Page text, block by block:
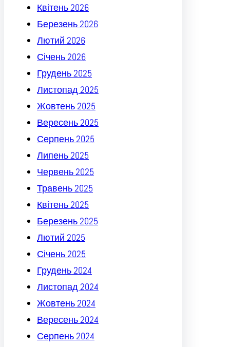
Квітень 2026
Березень 2026
Лютий 2026
Січень 2026
Грудень 2025
Листопад 2025
Жовтень 2025
Вересень 2025
Серпень 2025
Липень 2025
Червень 2025
Травень 2025
Квітень 2025
Березень 2025
Лютий 2025
Січень 2025
Грудень 2024
Листопад 2024
Жовтень 2024
Вересень 2024
Серпень 2024